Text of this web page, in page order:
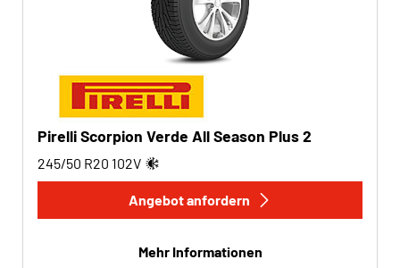
Pirelli Scorpion Verde All Season Plus 2
245/50 R20 102V
Angebot anfordern
Mehr Informationen